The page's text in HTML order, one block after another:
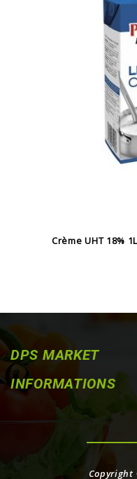
Crème UHT 18%
DPS MARKET
INFORMATIONS